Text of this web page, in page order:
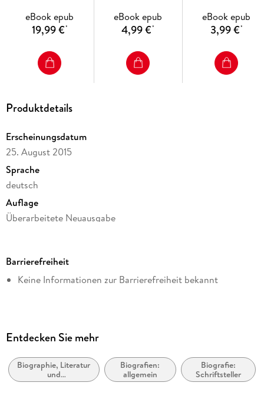
eBook epub
19,99 €*
eBook epub
4,99 €*
eBook epub
3,99 €*
Produktdetails
Erscheinungsdatum
25. August 2015
Sprache
deutsch
Auflage
Überarbeitete Neuausgabe
Autor/Autorin
Martha Schad
Kopierschutz
Family Sharing
Ja
Barrierefreiheit
Keine Informationen zur Barrierefreiheit bekannt
Entdecken Sie mehr
Biographie, Literatur
und
Literaturwissenschaft
Biografien:
allgemein
Biografie:
Schriftsteller